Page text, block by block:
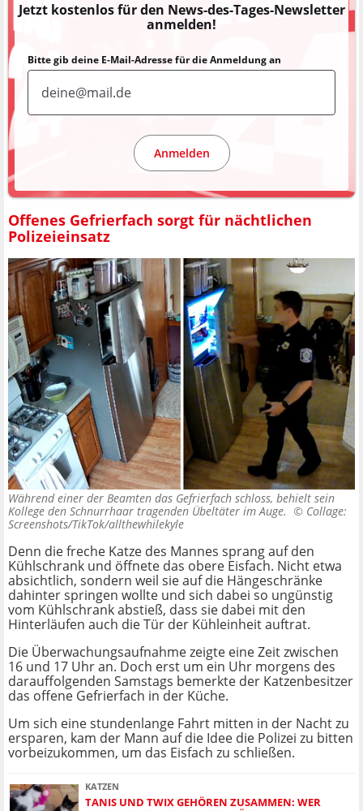
Jetzt kostenlos für den News-des-Tages-Newsletter
anmelden!
Bitte gib deine E-Mail-Adresse für die Anmeldung an
Anmelden
Offenes Gefrierfach sorgt für nächtlichen
Polizeieinsatz
Während einer der Beamten das Gefrierfach schloss, behielt sein
Kollege den Schnurrhaar tragenden Übeltäter im Auge. © Collage:
Screenshots/TikTok/allthewhilekyle
Denn die freche Katze des Mannes sprang auf den
Kühlschrank und öffnete das obere Eisfach. Nicht etwa
absichtlich, sondern weil sie auf die Hängeschränke
dahinter springen wollte und sich dabei so ungünstig
vom Kühlschrank abstieß, dass sie dabei mit den
Hinterläufen auch die Tür der Kühleinheit auftrat.
Die Überwachungsaufnahme zeigte eine Zeit zwischen
16 und 17 Uhr an. Doch erst um ein Uhr morgens des
darauffolgenden Samstags bemerkte der Katzenbesitzer
das offene Gefrierfach in der Küche.
Um sich eine stundenlange Fahrt mitten in der Nacht zu
ersparen, kam der Mann auf die Idee die Polizei zu bitten
vorbeizukommen, um das Eisfach zu schließen.
KATZEN
TANIS UND TWIX GEHÖREN ZUSAMMEN: WER